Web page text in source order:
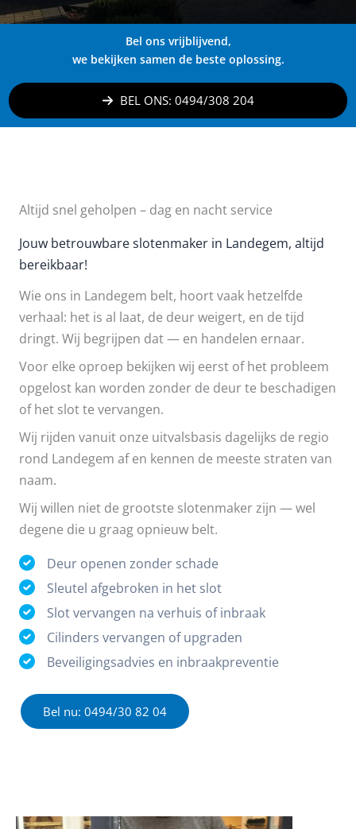
Bel ons vrijblijvend,
we bekijken samen de beste oplossing.
BEL ONS: 0494/308 204
Altijd snel geholpen – dag en nacht service
Jouw betrouwbare slotenmaker in Landegem, altijd
bereikbaar!
Wie ons in Landegem belt, hoort vaak hetzelfde
verhaal: het is al laat, de deur weigert, en de tijd
dringt. Wij begrijpen dat — en handelen ernaar.
Voor elke oproep bekijken wij eerst of het probleem
opgelost kan worden zonder de deur te beschadigen
of het slot te vervangen.
Wij rijden vanuit onze uitvalsbasis dagelijks de regio
rond Landegem af en kennen de meeste straten van
naam.
Wij willen niet de grootste slotenmaker zijn — wel
degene die u graag opnieuw belt.
Deur openen zonder schade
Sleutel afgebroken in het slot
Slot vervangen na verhuis of inbraak
Cilinders vervangen of upgraden
Beveiligingsadvies en inbraakpreventie
Bel nu: 0494/30 82 04